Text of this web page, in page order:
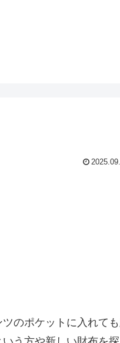
のポケットに入れて